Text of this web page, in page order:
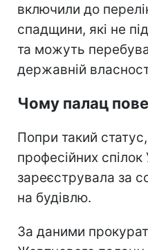
включили до
спадщини, які не
та можуть
державній
Чому палац
Попри такий
професійних спілок
зареєструвала за
на будівлю.
За даними